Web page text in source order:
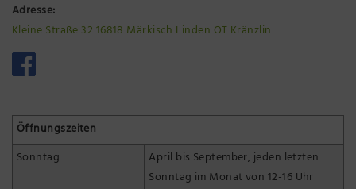
Adresse:
Kleine Straße 32 16818 Märkisch Linden OT Kränzlin
Öffnungszeiten
Sonntag
April bis September, jeden letzten
Sonntag im Monat von 12-16 Uhr